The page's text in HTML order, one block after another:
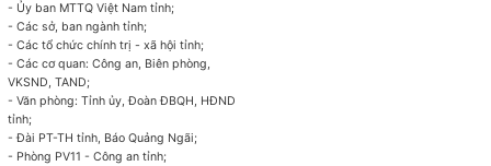
- Ủy ban MTTQ Việt Nam tỉnh;
-Các sở, ban ngànhtỉnh;
-Các tổ chức chínhtrị - xã hội tỉnh;
-Các cơ quan: Công an, Biên phòng,
VKSND, TAND;
-Văn phòng: Tỉnh ủy, Đoàn ĐBQH, HĐND
tỉnh;
-Đài PT-TH tỉnh, Báo Quảng Ngãi;
- Phòng PV11 - Công an tỉnh;